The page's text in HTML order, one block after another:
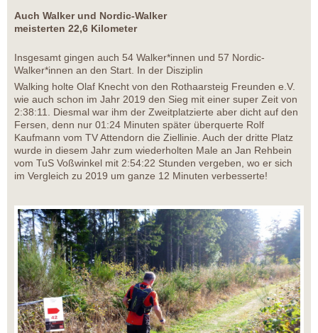
Auch Walker und Nordic-Walker
meisterten 22,6 Kilometer
Insgesamt gingen auch 54 Walker*innen und 57 Nordic-
Walker*innen an den Start. In der Disziplin
Walking holte Olaf Knecht von den Rothaarsteig Freunden e.V.
wie auch schon im Jahr 2019 den Sieg mit einer super Zeit von
2:38:11. Diesmal war ihm der Zweitplatzierte aber dicht auf den
Fersen, denn nur 01:24 Minuten später überquerte Rolf
Kaufmann vom TV Attendorn die Ziellinie. Auch der dritte Platz
wurde in diesem Jahr zum wiederholten Male an Jan Rehbein
vom TuS Voßwinkel mit 2:54:22 Stunden vergeben, wo er sich
im Vergleich zu 2019 um ganze 12 Minuten verbesserte!